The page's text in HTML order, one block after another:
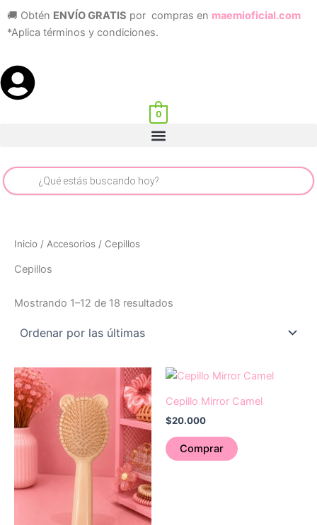
contenido
🚚 Obtén ENVÍO GRATIS por compras en maemioficial.com
*Aplica términos y condiciones.
0
Menu
Búsqueda
de
productos
Inicio / Accesorios / Cepillos
Cepillos
Mostrando 1–12 de 18 resultados
by
latest
Cepillo Mirror Camel
$20.000
Comprar